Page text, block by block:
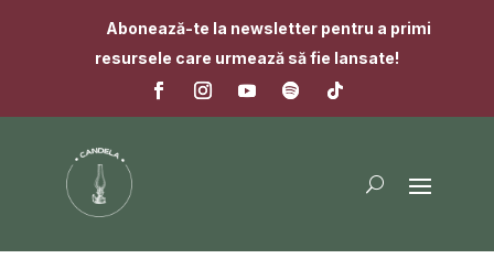
Abonează-te la newsletter pentru a primi
resursele care urmează să fie lansate!